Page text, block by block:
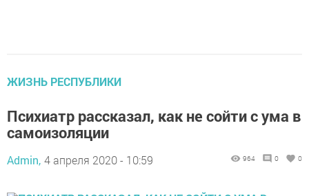
ЖИЗНЬ РЕСПУБЛИКИ
Психиатр рассказал, как не сойти с ума в
самоизоляции
Admin, 4 апреля 2020 - 10:59 964 0 0